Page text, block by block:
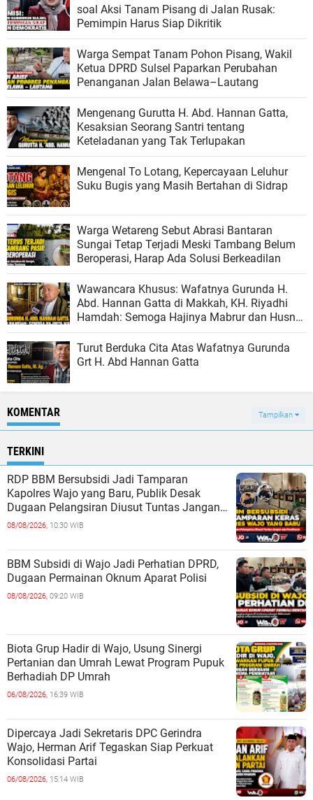
soal Aksi Tanam Pisang di Jalan Rusak:
Pemimpin Harus Siap Dikritik
Warga Sempat Tanam Pohon Pisang, Wakil
Ketua DPRD Sulsel Paparkan Perubahan
Penanganan Jalan Belawa–Lautang
Mengenang Gurutta H. Abd. Hannan Gatta,
Kesaksian Seorang Santri tentang
Keteladanan yang Tak Terlupakan
Mengenal To Lotang, Kepercayaan Leluhur
Suku Bugis yang Masih Bertahan di Sidrap
Warga Wetareng Sebut Abrasi Bantaran
Sungai Tetap Terjadi Meski Tambang Belum
Beroperasi, Harap Ada Solusi Berkeadilan
Wawancara Khusus: Wafatnya Gurunda H.
Abd. Hannan Gatta di Makkah, KH. Riyadhi
Hamdah: Semoga Hajinya Mabrur dan Husnul
Khatimah
Turut Berduka Cita Atas Wafatnya Gurunda
Grt H. Abd Hannan Gatta
KOMENTAR Tampilkan
TERKINI
RDP BBM Bersubsidi Jadi Tamparan
Kapolres Wajo yang Baru, Publik Desak
Dugaan Pelangsiran Diusut Tuntas Jangan
ada Pembiaran
08/08/2026, 10:30 WIB
BBM Subsidi di Wajo Jadi Perhatian DPRD,
Dugaan Permainan Oknum Aparat Polisi
08/08/2026, 09:20 WIB
Biota Grup Hadir di Wajo, Usung Sinergi
Pertanian dan Umrah Lewat Program Pupuk
Berhadiah DP Umrah
06/08/2026, 16:39 WIB
Dipercaya Jadi Sekretaris DPC Gerindra
Wajo, Herman Arif Tegaskan Siap Perkuat
Konsolidasi Partai
06/08/2026, 15:14 WIB